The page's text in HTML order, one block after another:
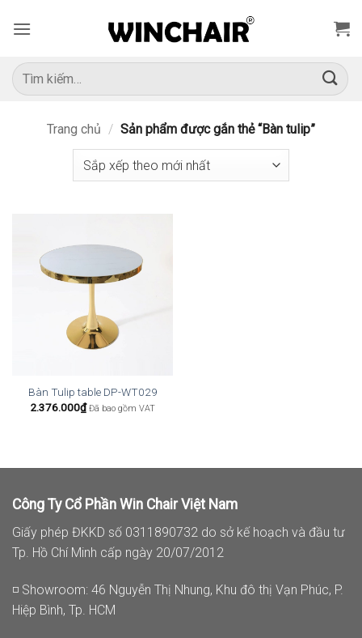
qua
dung
Tìm
kiếm:
Trang chủ / Sản phẩm được gắn thẻ “Bàn tulip”
Bàn Tulip table DP-WT029
2.376.000₫ Đã bao gồm VAT
Công Ty Cổ Phần Win Chair Việt Nam
Giấy phép ĐKKD số 0311890732 do sở kế hoạch và đầu tư
Tp. Hồ Chí Minh cấp ngày 20/07/2012
◽ Showroom: 46 Nguyễn Thị Nhung, Khu đô thị Vạn Phúc, P.
Hiệp Bình, Tp. HCM